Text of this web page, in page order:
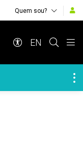
Quem sou?
EN